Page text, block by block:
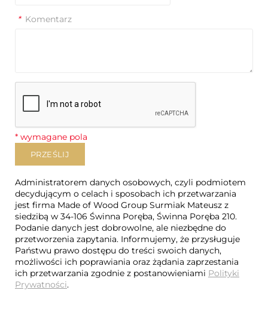
* Komentarz
* wymagane pola
PRZEŚLIJ
Administratorem danych osobowych, czyli podmiotem
decydującym o celach i sposobach ich przetwarzania
jest firma Made of Wood Group Surmiak Mateusz z
siedzibą w 34-106 Świnna Poręba, Świnna Poręba 210.
Podanie danych jest dobrowolne, ale niezbędne do
przetworzenia zapytania. Informujemy, że przysługuje
Państwu prawo dostępu do treści swoich danych,
możliwości ich poprawiania oraz żądania zaprzestania
ich przetwarzania zgodnie z postanowieniami Polityki
Prywatności.